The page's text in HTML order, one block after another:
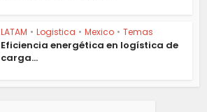
LATAM • Logistica • Mexico • Temas
Eficiencia energética en logística de
carga...